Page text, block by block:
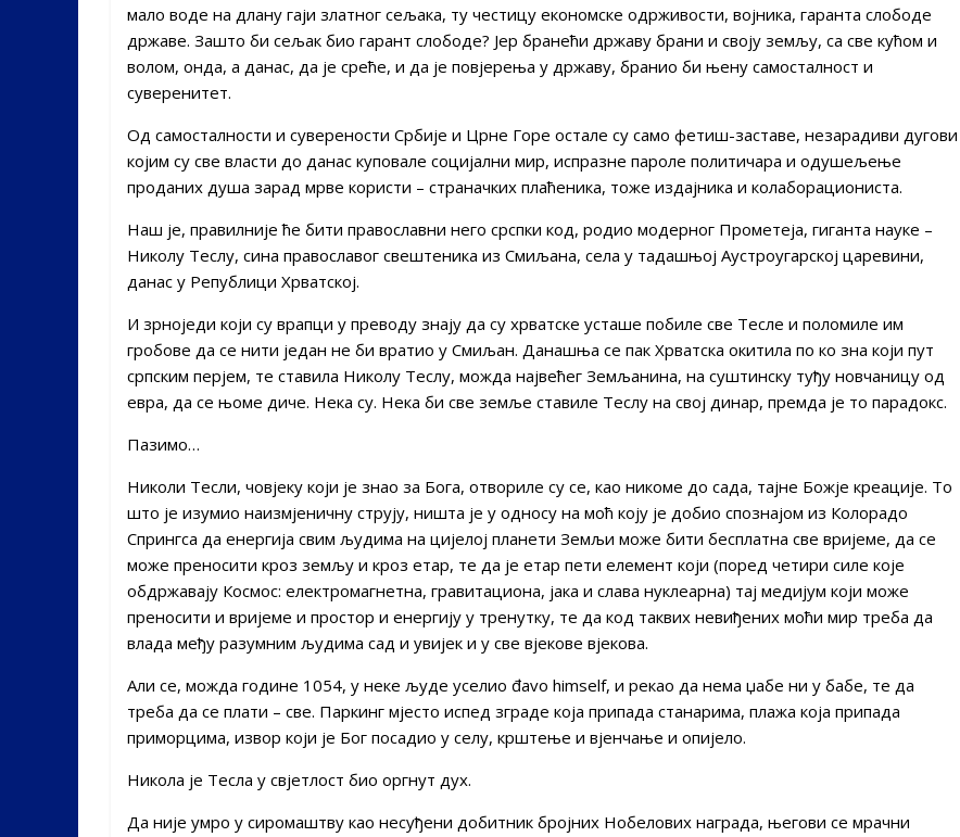
мало воде на длану гаји златног сељака, ту честицу економске одрживости, војника, гаранта слободе
државе. Зашто би сељак био гарант слободе? Јер бранећи државу брани и своју земљу, са све кућом и
волом, онда, а данас, да је среће, и да је повјерења у државу, бранио би њену самосталност и
суверенитет.
Од самосталности и суверености Србије и Црне Горе остале су само фетиш-заставе, незарадиви дугови
којим су све власти до данас куповале социјални мир, испразне пароле политичара и одушељење
проданих душа зарад мрве користи – страначких плаћеника, тоже издајника и колаборациониста.
Наш је, правилније ће бити православни него срспки код, родио модерног Прометеја, гиганта науке –
Николу Теслу, сина православог свештеника из Смиљана, села у тадашњој Аустроугарској царевини,
данас у Републици Хрватској.
И зрноједи који су врапци у преводу знају да су хрватске усташе побиле све Тесле и поломиле им
гробове да се нити један не би вратио у Смиљан. Данашња се пак Хрватска окитила по ко зна који пут
српским перјем, те ставила Николу Теслу, можда највећег Земљанина, на суштинску туђу новчаницу од
евра, да се њоме диче. Нека су. Нека би све земље ставиле Теслу на свој динар, премда је то парадокс.
Пазимо…
Николи Тесли, човјеку који је знао за Бога, отвориле су се, као никоме до сада, тајне Божје креације. То
што је изумио наизмјеничну струју, ништа је у односу на моћ коју је добио спознајом из Колорадо
Спрингса да енергија свим људима на цијелој планети Земљи може бити бесплатна све вријеме, да се
може преносити кроз земљу и кроз етар, те да је етар пети елемент који (поред четири силе које
обдржавају Космос: електромагнетна, гравитациона, јака и слава нуклеарна) тај медијум који може
преносити и вријеме и простор и енергију у тренутку, те да код таквих невиђених моћи мир треба да
влада међу разумним људима сад и увијек и у све вјекове вјекова.
Али се, можда године 1054, у неке људе уселио đavo himself, и рекао да нема џабе ни у бабе, те да
треба да се плати – све. Паркинг мјесто испед зграде која припада станарима, плажа која припада
приморцима, извор који је Бог посадио у селу, крштење и вјенчање и опијело.
Никола је Тесла у свјетлост био оргнут дух.
Да није умро у сиромаштву као несуђени добитник бројних Нобелових награда, његови се мрачни